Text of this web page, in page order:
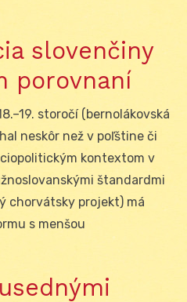
slovenčiny
porovnaní
storočí (bernolákovská
neskôr než v poľštine či
kontextom v
štandardmi
chorvátsky projekt) má
s menšou